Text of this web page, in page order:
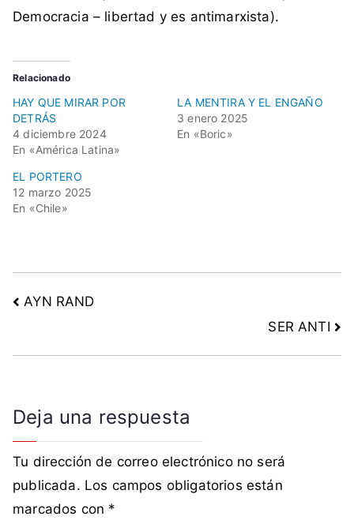
Democracia – libertad y es antimarxista).
Relacionado
HAY QUE MIRAR POR
DETRÁS
4 diciembre 2024
En «América Latina»
LA MENTIRA Y EL ENGAÑO
3 enero 2025
En «Boric»
EL PORTERO
12 marzo 2025
En «Chile»
AYN RAND
SER ANTI
Deja una respuesta
Tu dirección de correo electrónico no será
publicada. Los campos obligatorios están
marcados con *